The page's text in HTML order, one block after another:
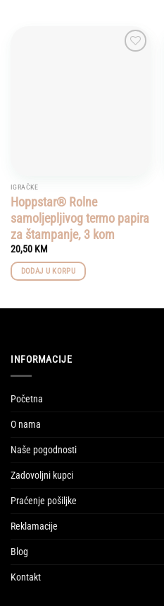
IGRAČKE
Hoppstar® Rolne
samoljepljivog termo papira
za štampanje, 3 kom
20,50 KM
DODAJ U KORPU
INFORMACIJE
Početna
O nama
Naše pogodnosti
Zadovoljni kupci
Praćenje pošiljke
Reklamacije
Blog
Kontakt